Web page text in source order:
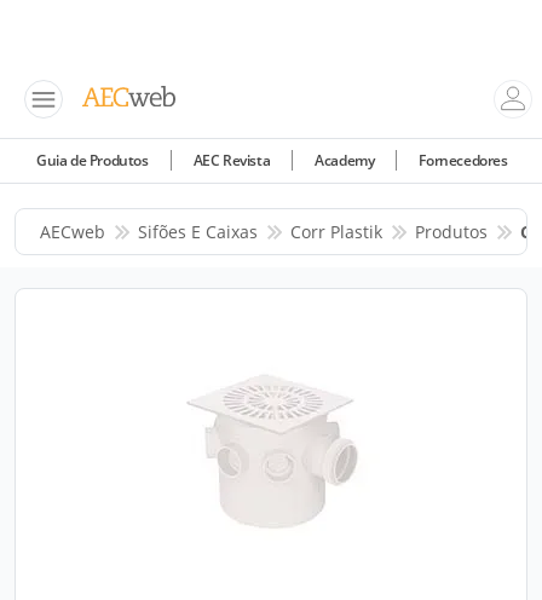
Guia de Produtos AEC Revista Academy Fornecedores
AECweb Sifões E Caixas Corr Plastik Produtos